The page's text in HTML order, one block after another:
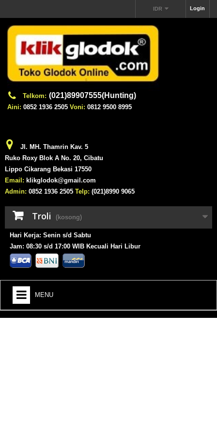
Login
IDR
Telkom: (021)89907555(Hunting)
Aini: 0852 1936 2505 Voni: 0812 9500 8995
Jl. MH. Thamrin Kav. 5
Ruko Roxy Blok A No. 20, Cibatu
Lippo Cikarang Bekasi 17550
Email: klikglodok@gmail.com
Admin: 0852 1936 2505 Telp: (021)8990 9065
Troli (kosong)
Hari Kerja: Senin s/d Sabtu
Jam: 08:30 s/d 17:00 WIB Kecuali Hari Libur
MENU